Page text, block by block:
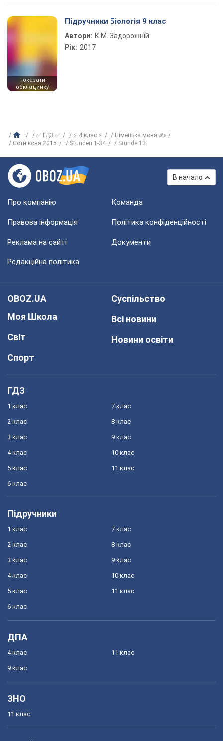
показати
обкладинку
Підручники Біологія 9 клас
Автори: К.М. Задорожній
Рік: 2017
✅ ГДЗ ✅ ⚡ 4 клас ⚡
Німецька мова ✍
Сотнікова 2015
Stunden 1-34 Stunde 13
В начало
Про компанію Команда
Правова інформація Політика конфіденційності
Реклама на сайті Документи
Редакційна політика
OBOZ.UA
Моя Школа
Світ
Спорт
Суспільство
Всі новини
Новини освіти
ГДЗ
1 клас
2 клас
3 клас
4 клас
5 клас
6 клас
7 клас
8 клас
9 клас
10 клас
11 клас
Підручники
1 клас
2 клас
3 клас
4 клас
5 клас
6 клас
7 клас
8 клас
9 клас
10 клас
11 клас
ДПА
4 клас
9 клас
11 клас
ЗНО
11 клас